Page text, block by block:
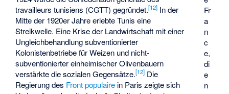
Fr
a
n
c
e,
di
e
n
travailleurs tunisiens (CGTT) gegründet.[12] In der
Mitte der 1920er Jahre erlebte Tunis eine
Streikwelle. Eine Krise der Landwirtschaft mit einer
Ungleichbehandlung subventionierter
Kolonistenbetriebe für Weizen und nicht-
subventionierter einheimischer Olivenbauern
verstärkte die sozialen Gegensätze.[12] Die
Regierung des Front populaire in Paris zeigte sich